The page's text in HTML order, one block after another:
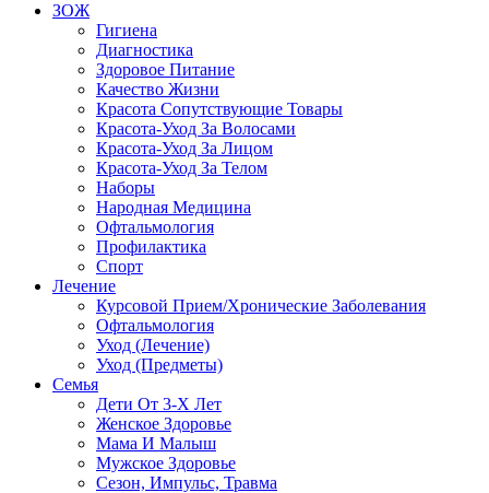
ЗОЖ
Гигиена
Диагностика
Здоровое Питание
Качество Жизни
Красота Сопутствующие Товары
Красота-Уход За Волосами
Красота-Уход За Лицом
Красота-Уход За Телом
Наборы
Народная Медицина
Офтальмология
Профилактика
Спорт
Лечение
Курсовой Прием/Хронические Заболевания
Офтальмология
Уход (Лечение)
Уход (Предметы)
Семья
Дети От 3-Х Лет
Женское Здоровье
Мама И Малыш
Мужское Здоровье
Сезон, Импульс, Травма